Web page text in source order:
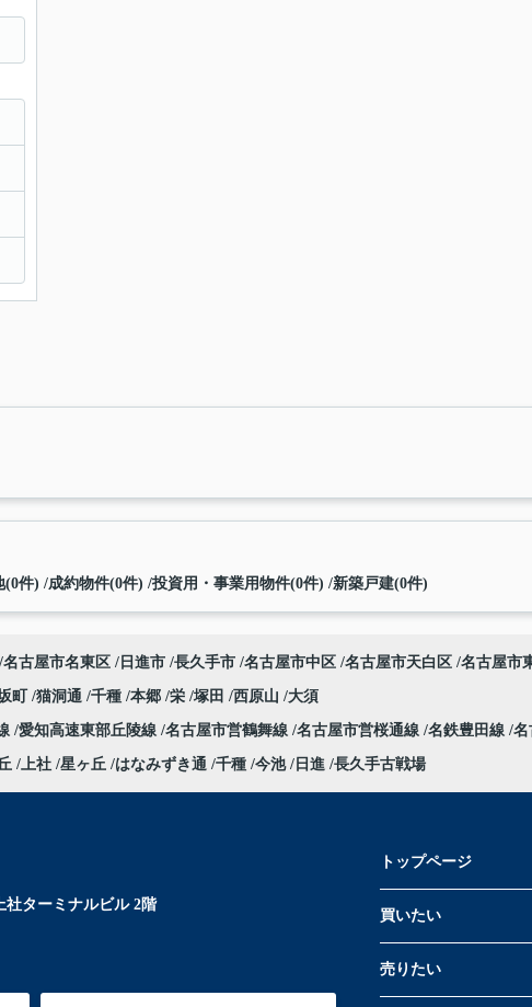
(0件) 成約物件(0件) 投資用・事業用物件(0件) 新築戸建(0件)
名古屋市名東区 日進市 長久手市 名古屋市中区 名古屋市天白区 名古屋市
町 猫洞通 千種 本郷 栄 塚田 西原山 大須
愛知高速東部丘陵線 名古屋市営鶴舞線 名古屋市営桜通線 名鉄豊田線 名
上社 星ヶ丘 はなみずき通 千種 今池 日進 長久手古戦場
社ターミナルビル 2階
トップページ
買いたい
売りたい